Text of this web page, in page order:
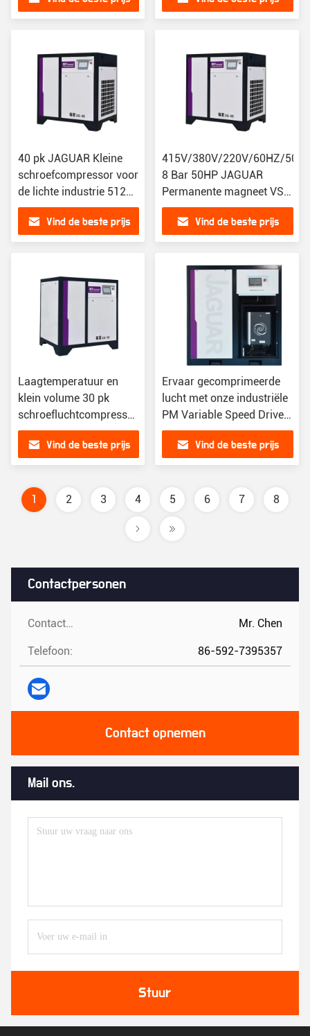
Contactpersonen
Contactpersonen: Mr. Chen
Telefoon: 86-592-7395357
Contact opnemen
Mail ons.
Stuur
40 pk JAGUAR Kleine
schroefcompressor voor
de lichte industrie 512
kg Verplaatsing 5,0
m3/minVind de beste prijs
415V/380V/220V/60HZ/
8 Bar 50HP JAGUAR
Permanente magneet VSD
schroef luchtcompressor
Vind de beste prijs
Laagtemperatuur en
klein volume 30 pk
schroefluchtcompressor
voor een luchtcapaciteit
van 3,8 m3/min
Vind de beste prijs
Ervaar gecomprimeerde
lucht met onze industriële
PM Variable Speed Drive
Schroefcompressor
Vind de beste prijs
1 2 3 4 5 6 7 8